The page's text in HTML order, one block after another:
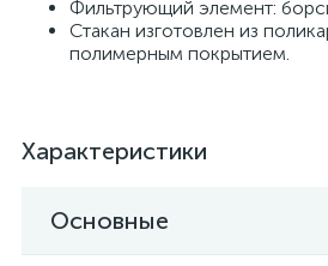
Фильтрующий элемент:
Стакан изготовлен из
полимерным покрытием.
Характеристики
Основные